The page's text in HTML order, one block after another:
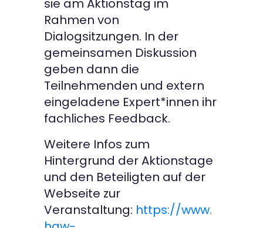
sie am Aktionstag im
Rahmen von
Dialogsitzungen. In der
gemeinsamen Diskussion
geben dann die
Teilnehmenden und extern
eingeladene Expert*innen ihr
fachliches Feedback.
Weitere Infos zum
Hintergrund der Aktionstage
und den Beteiligten auf der
Webseite zur
Veranstaltung: https://www.